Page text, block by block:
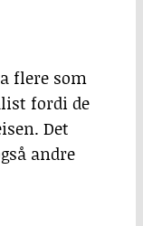
flere som
fordi de
Det
andre